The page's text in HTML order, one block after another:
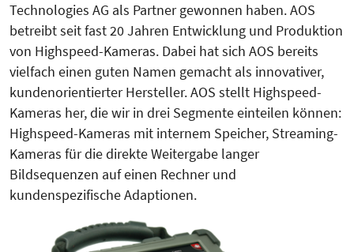
Technologies AG als Partner gewonnen haben. AOS
betreibt seit fast 20 Jahren Entwicklung und Produktion
von Highspeed-Kameras. Dabei hat sich AOS bereits
vielfach einen guten Namen gemacht als innovativer,
kundenorientierter Hersteller. AOS stellt Highspeed-
Kameras her, die wir in drei Segmente einteilen können:
Highspeed-Kameras mit internem Speicher, Streaming-
Kameras für die direkte Weitergabe langer
Bildsequenzen auf einen Rechner und
kundenspezifische Adaptionen.